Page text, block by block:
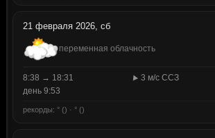
21 февраля 2026, сб
переменная облачность
8:38 → 18:31
3 м/с ССЗ
день 9:53
рекорды: ° () · ° ()